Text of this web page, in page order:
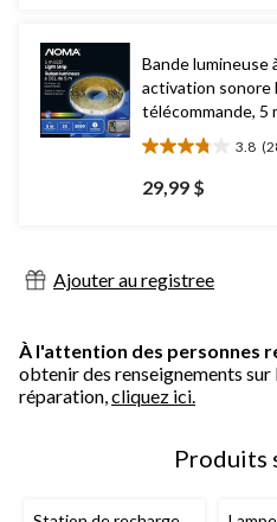
évaluation
Bande lumineuse
activation sonore
télécommande, 5
3.8
3.8
étoile(s)
sur
évaluations
29,99 $
Ajouter au registree
À l'attention des personnes
obtenir des renseignements
réparation,cliquez ici.
Produits